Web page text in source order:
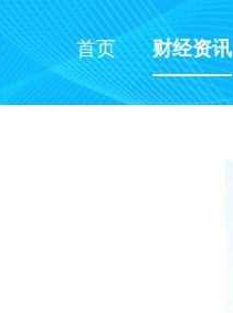
首页 财经资讯